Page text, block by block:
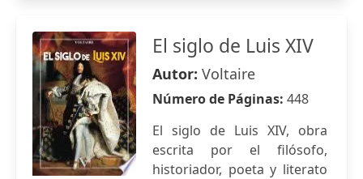
El siglo de Luis XIV
Autor: Voltaire
Número de Páginas: 448
El siglo de Luis XIV, obra
escrita por el filósofo,
historiador, poeta y literato